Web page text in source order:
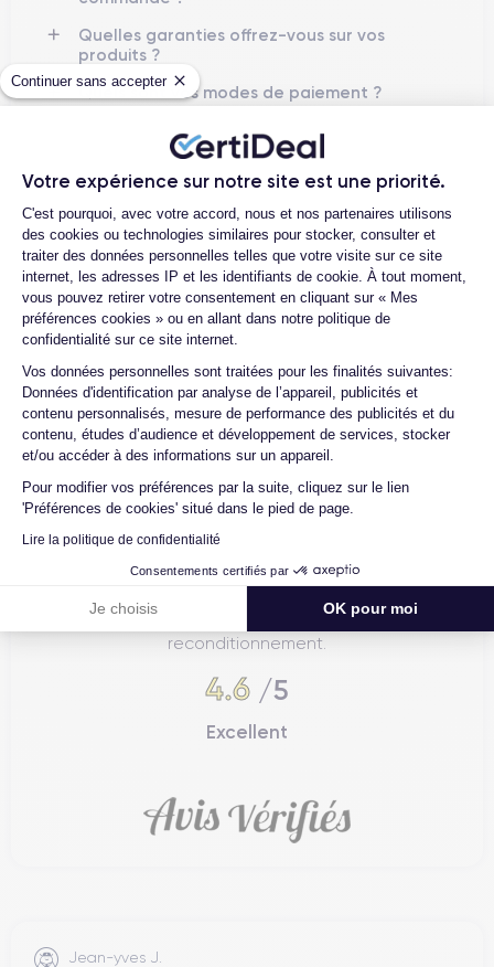
Continuer sans accepter
Votre expérience sur notre site est une priorité.
Plateforme de Gestion du
C'est pourquoi, avec votre accord, nous et nos partenaires utilisons
des cookies ou technologies similaires pour stocker, consulter et
traiter des données personnelles telles que votre visite sur ce site
internet, les adresses IP et les identifiants de cookie. À tout moment,
vous pouvez retirer votre consentement en cliquant sur « Mes
préférences cookies » ou en allant dans notre politique de
confidentialité sur ce site internet.
Vos données personnelles sont traitées pour les finalités suivantes:
Données d'identification par analyse de l’appareil, publicités et
contenu personnalisés, mesure de performance des publicités et du
contenu, études d’audience et développement de services, stocker
et/ou accéder à des informations sur un appareil.
Pour modifier vos préférences par la suite, cliquez sur le lien
'Préférences de cookies' situé dans le pied de page.
Lire la politique de confidentialité
Consentements certifiés par
Je choisis OK pour moi
Axeptio consent
Quelles garanties offrez-vous sur vos
produits ?
Quels sont vos modes de paiement ?
Est-il possible de payer le MacBook
Pro en plusieurs fois ?
Que se passe-t-il après avoir passé la
commande ?
Quelle société utilisez-vous pour l’
expédition ?
Quels sont les délais de livraison ?
Que se passe-t-il si je change d'avis
Comment demander un retour ?
Comment puis-je contacter le service
client ?
Avec4.6/5
Certideal est en tête des sites de
reconditionnement.
4.6 /5
Excellent
Jean-yves J.